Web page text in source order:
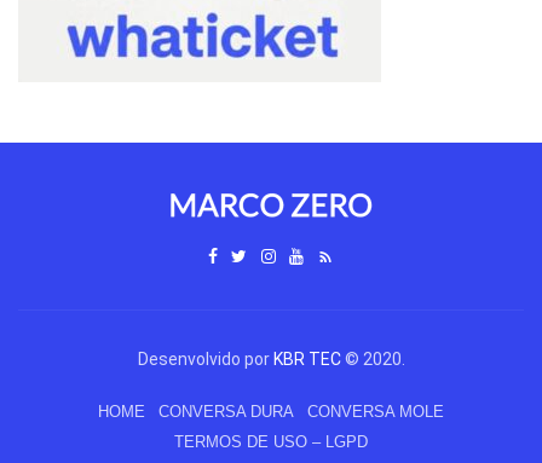
Desenvolvido por KBR TEC© 2020.
HOME CONVERSA DURA
CONVERSA MOLE
TERMOS DE USO – LGPD